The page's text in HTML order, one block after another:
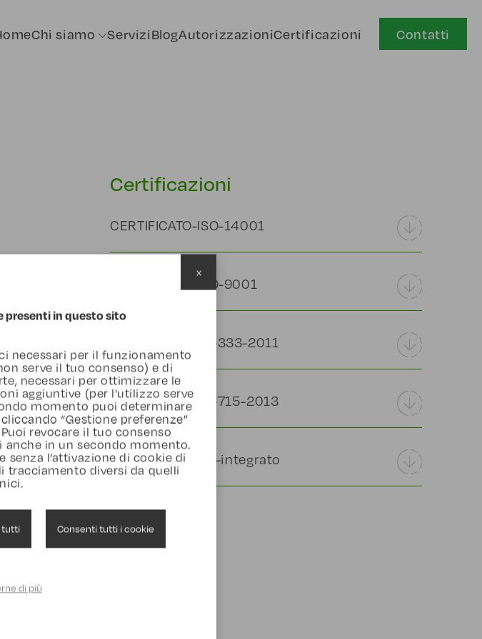
Chi siamo ServiziBlogAutorizzazioniCertificazioni Contatti
Certificazioni
CERTIFICATO-ISO-14001
CERTIFICATO-ISO-9001
ATTESTATO-REG-333-2011
ATTESTATO-REG-715-2013
Politica-sistema-integrato
presenti in questo sito
necessari per il funzionamento
serve il tuo consenso) e di
necessari per ottimizzare le
aggiuntive (per l'utilizzo serve
momento puoi determinare
“Gestione preferenze”
revocare il tuo consenso
in un secondo momento.
senza l’attivazione di cookie di
diversi da quelli
tutti Consenti tutti i cookie
di più
x